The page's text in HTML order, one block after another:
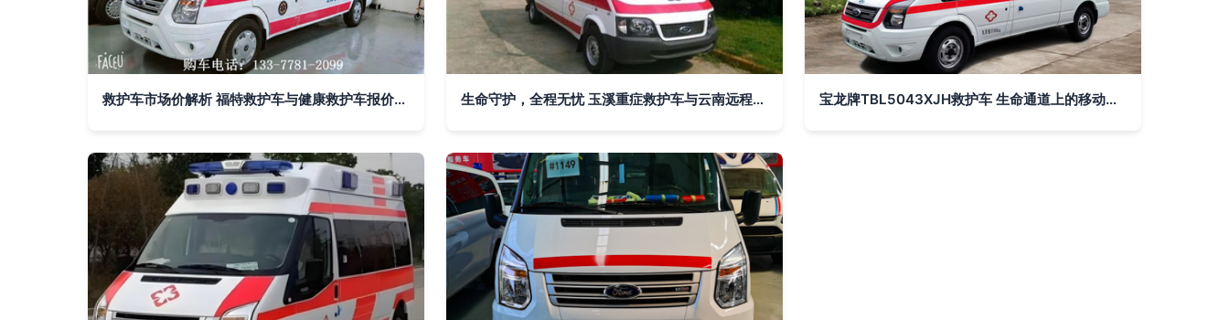
救护车市场价解析 福特救护车与健康救护车报价指南 生命守护，全程无忧 玉溪重症救护车与云南远程救护车出租服务 宝龙牌TBL5043XJH救护车 生命通道上的移动堡垒